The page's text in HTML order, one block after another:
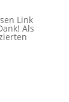
Link
Als